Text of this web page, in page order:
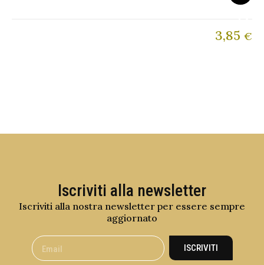
3,85 €
Iscriviti alla newsletter
Iscriviti alla nostra newsletter per essere sempre
aggiornato
ISCRIVITI